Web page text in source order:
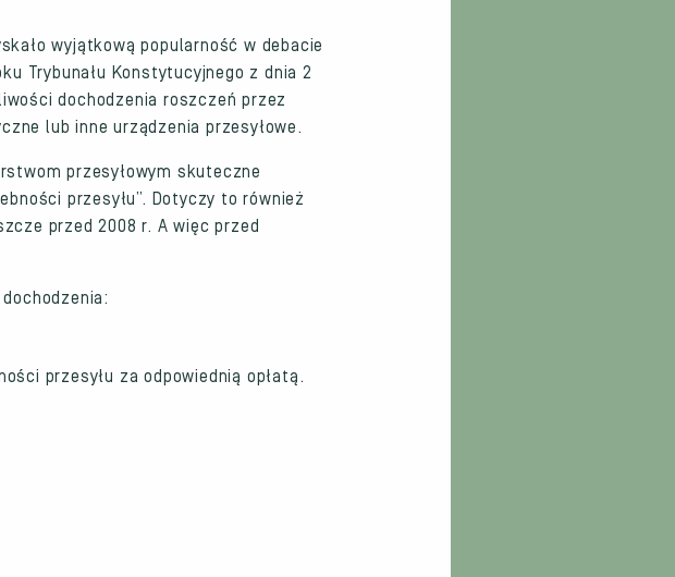
wyjątkową popularność w debacie
Trybunału Konstytucyjnego z dnia 2
dochodzenia roszczeń przez
lub inne urządzenia przesyłowe.
przesyłowym skuteczne
przesyłu”. Dotyczy to również
przed 2008 r. A więc przed
przesyłu za odpowiednią opłatą.